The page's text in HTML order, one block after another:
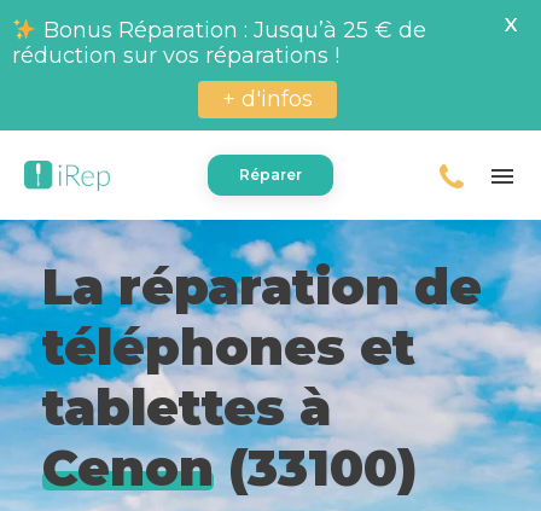
Réparer menu
La réparation de
téléphones et
tablettes à
Cenon(33100)
Bonus Réparation : Jusqu’à 25 € de
réduction sur vos réparations !
+ d'infos
X